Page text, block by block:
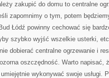
zakupić do domu to centralne
zapomnimy o tym, potem
Łódź powinny cechować się
szybko wyjść wszelkie usterki,
dobierać centralne ogrzewanie i
oszczędność. Warto napisać,
wykonywać swoje usługi.